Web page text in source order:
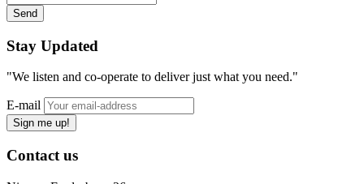
Stay Updated
"We listen and co-operate to deliver just what you need."
E-mail
Sign me up!
Contact us